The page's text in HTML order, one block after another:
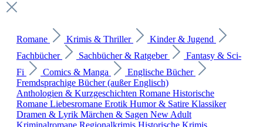
Romane Krimis & Thriller
Kinder & Jugend
Fachbücher
Sachbücher & Ratgeber
Fantasy & Sci-
Fi
Comics & Manga
Englische Bücher
Fremdsprachige Bücher (außer Englisch)
Anthologien & Kurzgeschichten Romane Historische
Romane Liebesromane Erotik Humor & Satire Klassiker
Dramen & Lyrik Märchen & Sagen New Adult
Kriminalromane Regionalkrimis Historische Krimis